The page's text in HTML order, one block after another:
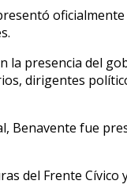
la presencia del
dirigentes
Benavente fue
del Frente